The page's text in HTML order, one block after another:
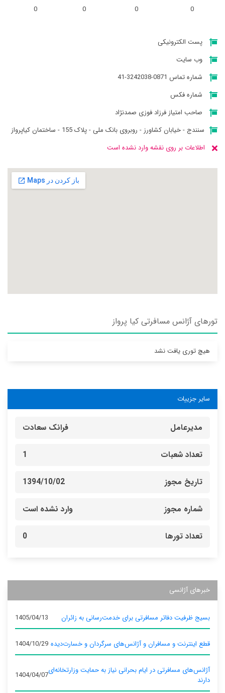
0
0
0
0
پست الکترونیکی
وب سایت
شماره تماس 0871-3242038-41
شماره فکس
صاحب امتیاز فرزاد فوزی صمدنژاد
سنندج - خیابان کشاورز - روبروی بانک ملی - پلاک 155 - ساختمان کیاپرواز
اطلاعات بر روی نقشه وارد نشده است
تورهای آژانس مسافرتی كيا پرواز
هیچ توری یافت نشد
سایر جزییات
مدیرعامل فرانک سعادت
تعداد شعبات 1
تاریخ مجوز 1394/10/02
شماره مجوز وارد نشده است
تعداد تورها 0
خبرهای آژانسی
بسیج ظرفیت دفاتر مسافرتی برای خدمت‌رسانی به زائران 1405/04/13
قطع اینترنت و مسافران و آژانس‌های سرگردان و خسارت‌دیده 1404/10/29
آژانس‌های مسافرتی در ایام بحرانی نیاز به حمایت وزارتخانه‌ای
دارند
1404/04/07